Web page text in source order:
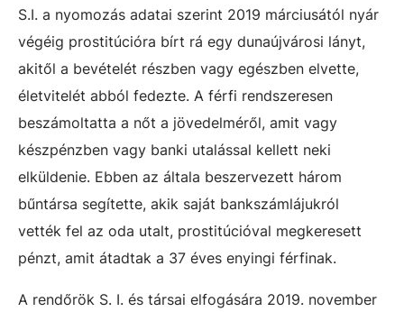
S.I. a nyomozás adatai szerint 2019 márciusától nyár
végéig prostitúcióra bírt rá egy dunaújvárosi lányt,
akitől a bevételét részben vagy egészben elvette,
életvitelét abból fedezte. A férfi rendszeresen
beszámoltatta a nőt a jövedelméről, amit vagy
készpénzben vagy banki utalással kellett neki
elküldenie. Ebben az általa beszervezett három
bűntársa segítette, akik saját bankszámlájukról
vették fel az oda utalt, prostitúcióval megkeresett
pénzt, amit átadtak a 37 éves enyingi férfinak.
A rendőrök S. I. és társai elfogására 2019. november